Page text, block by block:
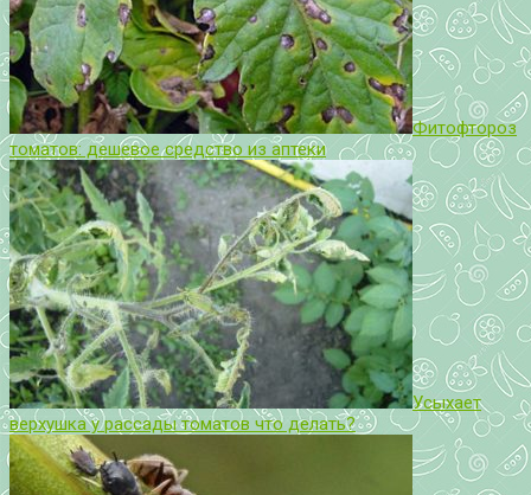
Фитофтороз
томатов: дешевое средство из аптеки
Усыхает
верхушка у рассады томатов что делать?